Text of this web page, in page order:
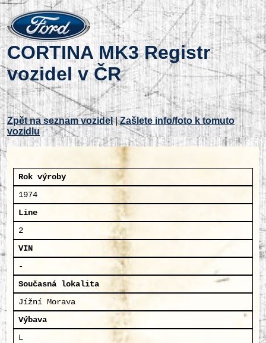
CORTINA MK3 Registr
vozidel v ČR
Zpět na seznam vozidel|Zašlete info/foto k tomuto
vozidlu
Rok výroby
1974
Line
2
VIN
-
Současná lokalita
Jížní Morava
Výbava
L